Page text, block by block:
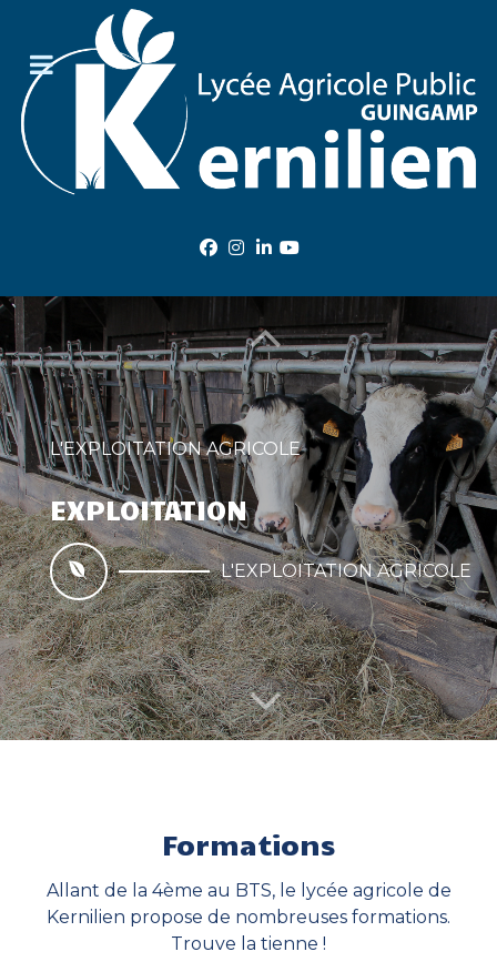
VISITE 360'
DÉCOUVREZ
L'ÉTABLISSEMENT !
L'EXPLOITATION AGRICOLE
EXPLOITATION
L'EXPLOITATION AGRICOLE
BTS ACS'AGRI ET MONITORAT ÉQUESTRE
BI-QUALIF
Formations
Allant de la 4ème au BTS, le lycée agricole de
Kernilien propose de nombreuses formations.
Trouve la tienne !